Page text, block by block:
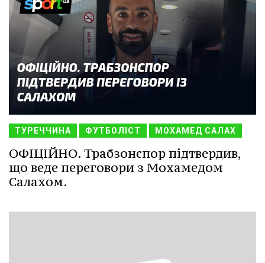
ТУРЕЧЧИНА ФУТБОЛІСТ МОХАМЕД САЛАХ
ОФІЦІЙНО. Трабзонспор підтвердив,
що веде переговори з Мохамедом
Салахом.